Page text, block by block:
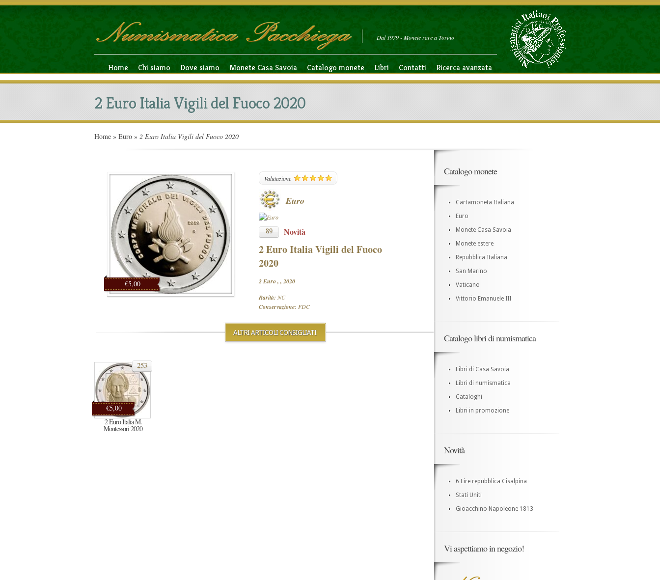
Dal 1979 - Monete rare a Torino
Home Chi siamo Dove siamo Monete Casa Savoia Catalogo monete Libri Contatti Ricerca avanzata
2 Euro Italia Vigili del Fuoco 2020
Home » Euro » 2 Euro Italia Vigili del Fuoco 2020
€5,00
Valutazione
Euro
89 Novità
2 Euro Italia Vigili del Fuoco
2020
2 Euro , , 2020
Rarità: NC
Conservazione: FDC
ALTRI ARTICOLI CONSIGLIATI
€5,00
253
2 Euro Italia M.
Montessori 2020
Catalogo monete
Cartamoneta Italiana
Euro
Monete Casa Savoia
Monete estere
Repubblica Italiana
San Marino
Vaticano
Vittorio Emanuele III
Catalogo libri di numismatica
Libri di Casa Savoia
Libri di numismatica
Cataloghi
Libri in promozione
Novità
6 Lire repubblica Cisalpina
Stati Uniti
Gioacchino Napoleone 1813
Vi aspettiamo in negozio!